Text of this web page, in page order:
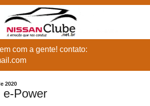
com a gente! contato:
2020
e-Power